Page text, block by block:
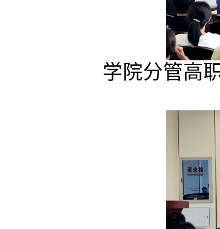
学院分管高